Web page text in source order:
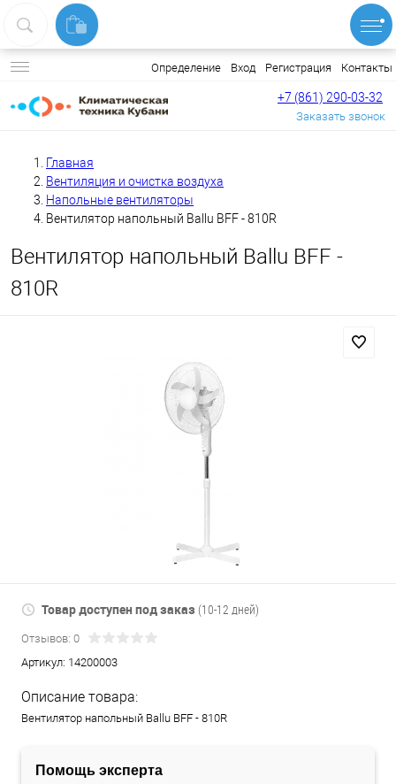
Определение Вход Регистрация Контакты
+7 (861) 290-03-32
Заказать звонок
Главная
Вентиляция и очистка воздуха
Напольные вентиляторы
Вентилятор напольный Ballu BFF - 810R
Вентилятор напольный Ballu BFF -
810R
Товар доступен под заказ (10-12 дней)
Отзывов: 0
Артикул: 14200003
Описание товара:
Вентилятор напольный Ballu BFF - 810R
Помощь эксперта